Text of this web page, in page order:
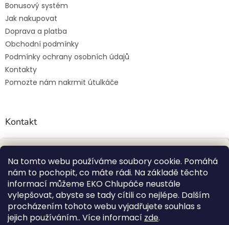
Na tomto webu používáme soubory cookie. Pomáhá
nám to pochopit, co máte rádi. Na základě těchto
informací můžeme EKO Chlupáče neustále
vylepšovat, abyste se tady cítili co nejlépe. Dalším
procházením tohoto webu vyjadřujete souhlas s
jejich používáním.. Více informací zde.
Bonusový systém
Jak nakupovat
Doprava a platba
Obchodní podmínky
Podmínky ochrany osobních údajů
Kontakty
Pomozte nám nakrmit útulkáče
Kontakt
petra.lovecka94@gmail.com
+420 774 131 648
ekochlupac.cz
Vytvořil Shoptet
POUKAZ 100 KČ
Přihlaste se k odběru našeho newsletteru, ať už vám nic
neuteče, a získejte dárkový poukaz 100 Kčna váš první
nákup.
Nezabere to ani minutku.